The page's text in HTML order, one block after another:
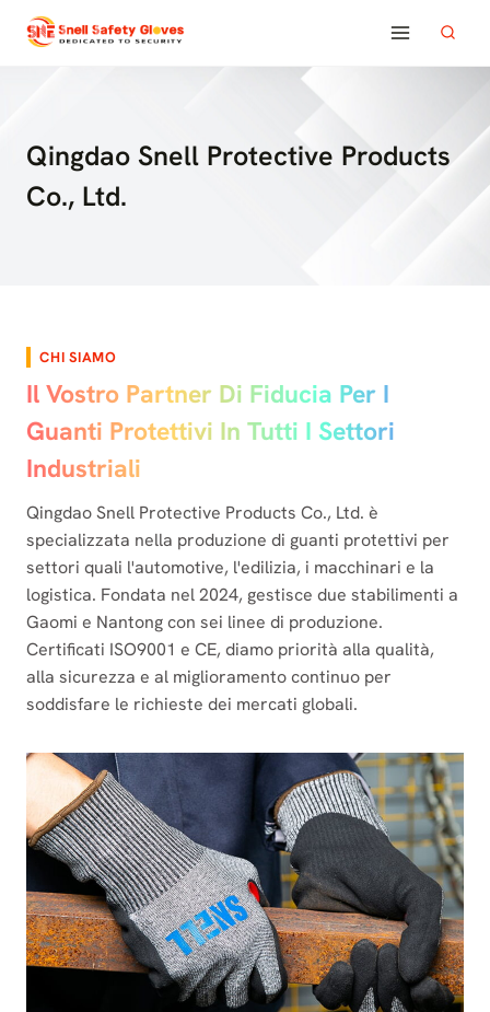
Salta
Qingdao Snell Protective Products
Co., Ltd.
CHI SIAMO
Il Vostro Partner Di Fiducia Per I
Guanti Protettivi In Tutti I Settori
Industriali
Qingdao Snell Protective Products Co., Ltd. è
specializzata nella produzione di guanti protettivi per
settori quali l'automotive, l'edilizia, i macchinari e la
logistica. Fondata nel 2024, gestisce due stabilimenti a
Gaomi e Nantong con sei linee di produzione.
Certificati ISO9001 e CE, diamo priorità alla qualità,
alla sicurezza e al miglioramento continuo per
soddisfare le richieste dei mercati globali.